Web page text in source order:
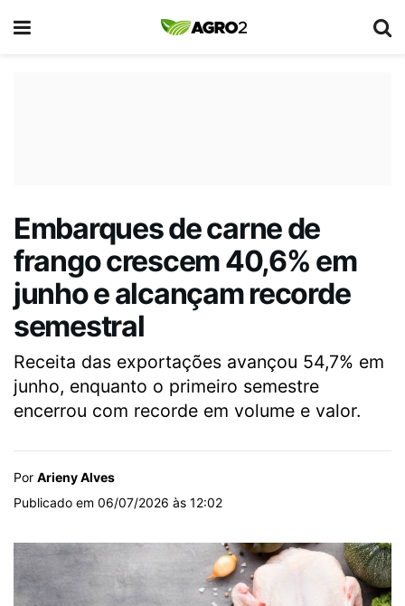
Embarques de carne de
frango crescem 40,6% em
junho e alcançam recorde
semestral
Receita das exportações avançou 54,7% em
junho, enquanto o primeiro semestre
encerrou com recorde em volume e valor.
Por Arieny Alves
Publicado em 06/07/2026 às 12:02